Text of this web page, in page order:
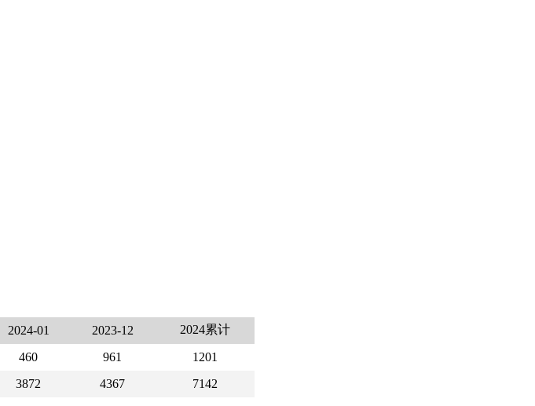
2024-01 2023-12
2024累计
460 961
1201
3872 4367
7142